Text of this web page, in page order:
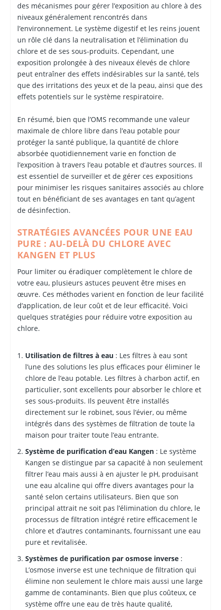
des mécanismes pour gérer l’exposition au chlore à des
niveaux généralement rencontrés dans
l’environnement. Le système digestif et les reins jouent
un rôle clé dans la neutralisation et l’élimination du
chlore et de ses sous-produits. Cependant, une
exposition prolongée à des niveaux élevés de chlore
peut entraîner des effets indésirables sur la santé, tels
que des irritations des yeux et de la peau, ainsi que des
effets potentiels sur le système respiratoire.
En résumé, bien que l’OMS recommande une valeur
maximale de chlore libre dans l’eau potable pour
protéger la santé publique, la quantité de chlore
absorbée quotidiennement varie en fonction de
l’exposition à travers l’eau potable et d’autres sources. Il
est essentiel de surveiller et de gérer ces expositions
pour minimiser les risques sanitaires associés au chlore
tout en bénéficiant de ses avantages en tant qu’agent
de désinfection.
STRATÉGIES AVANCÉES POUR UNE EAU
PURE : AU-DELÀ DU CHLORE AVEC
KANGEN ET PLUS
Pour limiter ou éradiquer complètement le chlore de
votre eau, plusieurs astuces peuvent être mises en
œuvre. Ces méthodes varient en fonction de leur facilité
d’application, de leur coût et de leur efficacité. Voici
quelques stratégies pour réduire votre exposition au
chlore.
Utilisation de filtres à eau: Les filtres à eau sont
l’une des solutions les plus efficaces pour éliminer le
chlore de l’eau potable. Les filtres à charbon actif, en
particulier, sont excellents pour absorber le chlore et
ses sous-produits. Ils peuvent être installés
directement sur le robinet, sous l’évier, ou même
intégrés dans des systèmes de filtration de toute la
maison pour traiter toute l’eau entrante.
Système de purification d’eau Kangen: Le système
Kangen se distingue par sa capacité à non seulement
filtrer l’eau mais aussi à en ajuster le pH, produisant
une eau alcaline qui offre divers avantages pour la
santé selon certains utilisateurs. Bien que son
principal attrait ne soit pas l’élimination du chlore, le
processus de filtration intégré retire efficacement le
chlore et d’autres contaminants, fournissant une eau
pure et revitalisée.
Systèmes de purification par osmose inverse:
L’osmose inverse est une technique de filtration qui
élimine non seulement le chlore mais aussi une large
gamme de contaminants. Bien que plus coûteux, ce
système offre une eau de très haute qualité,